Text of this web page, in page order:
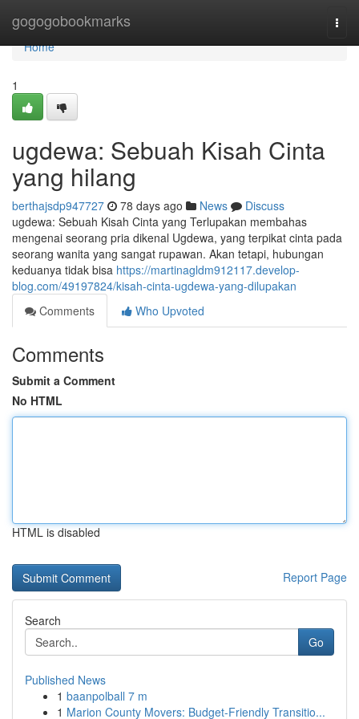
gogogobookmarks
Home
Home
1
ugdewa: Sebuah Kisah Cinta
yang hilang
berthajsdp947727 78 days ago News
Discuss
ugdewa: Sebuah Kisah Cinta yang Terlupakan membahas
mengenai seorang pria dikenal Ugdewa, yang terpikat cinta pada
seorang wanita yang sangat rupawan. Akan tetapi, hubungan
keduanya tidak bisa https://martinagldm912117.develop-
blog.com/49197824/kisah-cinta-ugdewa-yang-dilupakan
Comments
Who Upvoted
Comments
Submit a Comment
No HTML
HTML is disabled
Report Page
Search
Go
Published News
1 baanpolball 7 m
1 Marion County Movers: Budget-Friendly Transitio...